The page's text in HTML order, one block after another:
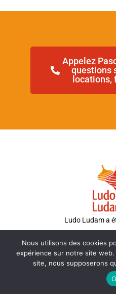
Appelez
questions
locations,
Ludo Ludam a
9 Rue
49240
Maine-
Nous utilisons des cookies
expérience sur notre site
site, nous supposerons